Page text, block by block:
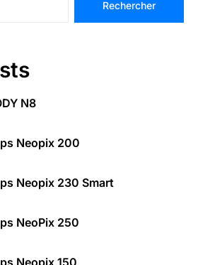
Rechercher
N8
Neopix 200
Neopix 230 Smart
NeoPix 250